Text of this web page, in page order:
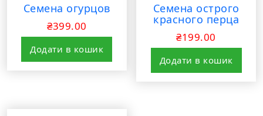
Семена огурцов
₴399.00
Додати в кошик
Семена острого
красного перца
₴199.00
Додати в кошик